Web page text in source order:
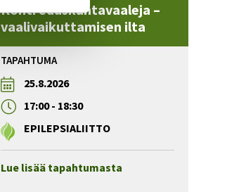
Kohti eduskuntavaaleja –
vaalivaikuttamisen ilta
TAPAHTUMA
25.8.2026
17:00- 18:30
EPILEPSIALIITTO
Lue lisää tapahtumasta